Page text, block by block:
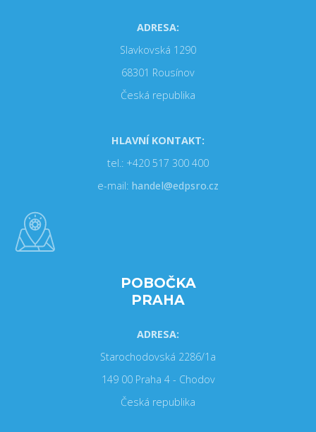
ADRESA:
Slavkovská 1290
68301 Rousínov
Česká republika
HLAVNÍ KONTAKT:
tel.: +420 517 300 400
e-mail: handel@edpsro.cz
POBOČKA
PRAHA
ADRESA:
Starochodovská 2286/1a
149 00 Praha 4 - Chodov
Česká republika